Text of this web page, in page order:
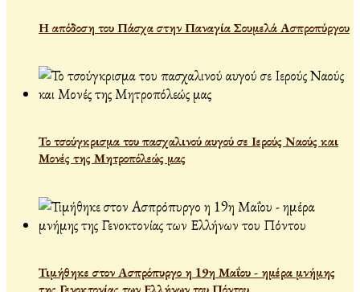
Η απόδοση του Πάσχα στην Παναγία Σουμελά Ασπροπύργου
Το τσούγκρισμα του πασχαλινού αυγού σε Ιερούς Ναούς και
Μονές της Μητροπόλεώς μας
Τιμήθηκε στον Ασπρόπυργο η 19η Μαΐου - ημέρα μνήμης